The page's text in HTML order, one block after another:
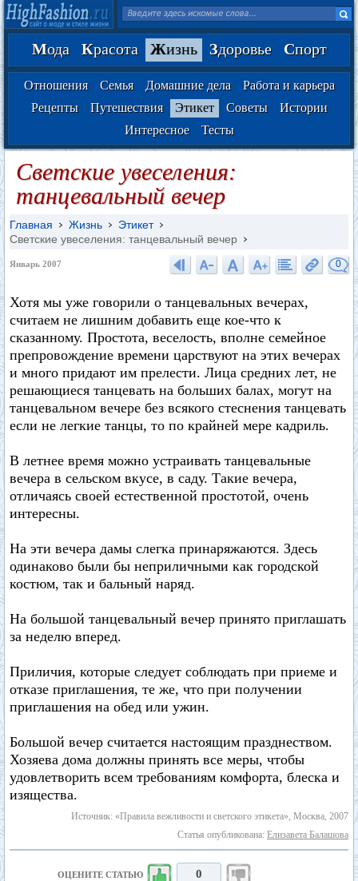
Мода Красота Жизнь Здоровье Спорт
Отношения Семья Домашние дела
Работа и карьера
Рецепты
Путешествия Этикет Советы
Истории
Интересное
Тесты
Светские увеселения:
танцевальный вечер
Главная Жизнь
Этикет
Светские увеселения: танцевальный вечер
Январь 2007 0
Хотя мы уже говорили о танцевальных вечерах,
считаем не лишним добавить еще кое-что к
сказанному. Простота, веселость, вполне семейное
препровождение времени царствуют на этих вечерах
и много придают им прелести. Лица средних лет, не
решающиеся танцевать на больших балах, могут на
танцевальном вечере без всякого стеснения танцевать
если не легкие танцы, то по крайней мере кадриль.
В летнее время можно устраивать танцевальные
вечера в сельском вкусе, в саду. Такие вечера,
отличаясь своей естественной простотой, очень
интересны.
На эти вечера дамы слегка принаряжаются. Здесь
одинаково были бы неприличными как городской
костюм, так и бальный наряд.
На большой танцевальный вечер принято приглашать
за неделю вперед.
Приличия, которые следует соблюдать при приеме и
отказе приглашения, те же, что при получении
приглашения на обед или ужин.
Большой вечер считается настоящим празднеством.
Хозяева дома должны принять все меры, чтобы
удовлетворить всем требованиям комфорта, блеска и
изящества.
Источник: «Правила вежливости и светского этикета», Москва, 2007
Статья опубликована: Елизавета Балашова
ОЦЕНИТЕ СТАТЬЮ 0